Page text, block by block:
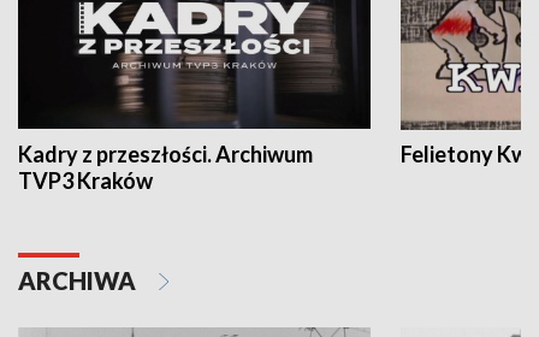
Kadry z przeszłości. Archiwum
TVP3 Kraków
Felietony
ARCHIWA